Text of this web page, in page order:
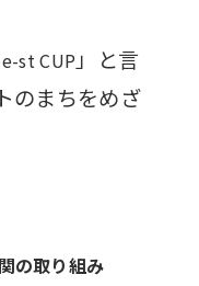
st CUP」と言
のまちをめざ
の取り組み